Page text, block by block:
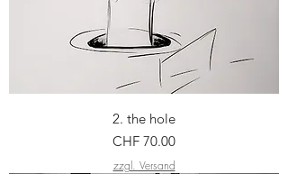
2. the hole
Preis
CHF 70.00
zzgl. Versand